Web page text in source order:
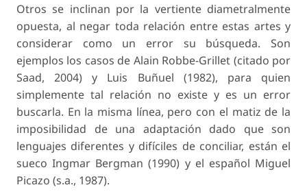
Otros se inclinan por la vertiente diametralmente
opuesta, al negar toda relación entre estas artes y
considerar como un error su búsqueda. Son
ejemplos los casos de Alain Robbe-Grillet (citado por
Saad, 2004) y Luis Buñuel (1982), para quien
simplemente tal relación no existe y es un error
buscarla. En la misma línea, pero con el matiz de la
imposibilidad de una adaptación dado que son
lenguajes diferentes y difíciles de conciliar, están el
sueco Ingmar Bergman (1990) y el español Miguel
Picazo (s.a., 1987).